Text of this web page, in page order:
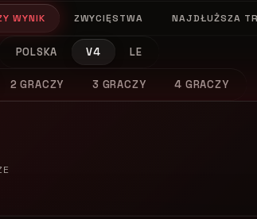
WYNIK ZWYCIĘSTWA NAJDŁUŻSZA
POLSKA V4 LE
2 GRACZY 3 GRACZY 4 GRACZY